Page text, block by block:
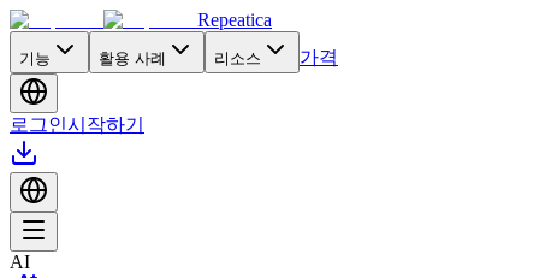
Repeatica
기능 활용 사례 리소스 가격
로그인시작하기
AI